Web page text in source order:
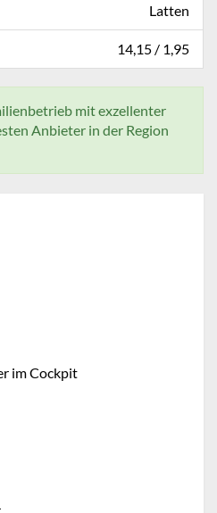
Latten
14,15 / 1,95
mit exzellenter
Anbieter in der Region
im Cockpit